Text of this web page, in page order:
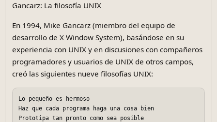
Gancarz: La filosofía UNIX
En 1994, Mike Gancarz (miembro del equipo de
desarrollo de X Window System), basándose en su
experiencia con UNIX y en discusiones con compañeros
programadores y usuarios de UNIX de otros campos,
creó las siguientes nueve filosofías UNIX:
Lo pequeño es hermoso
Haz que cada programa haga una cosa bien
Prototipa tan pronto como sea posible